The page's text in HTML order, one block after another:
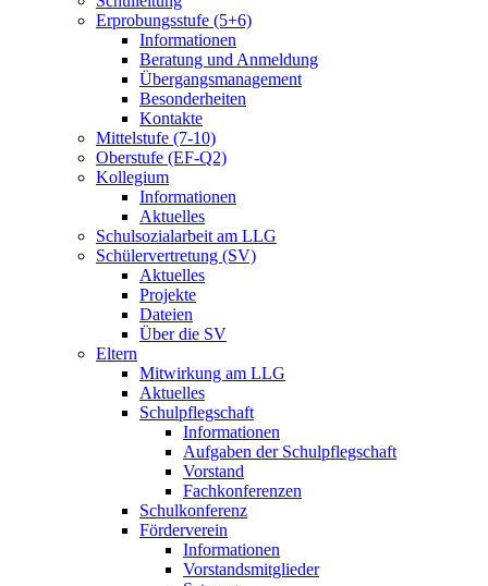
Erprobungsstufe (5+6)
Informationen
Beratung und Anmeldung
Übergangsmanagement
Besonderheiten
Kontakte
Mittelstufe (7-10)
Oberstufe (EF-Q2)
Kollegium
Informationen
Aktuelles
Schulsozialarbeit am LLG
Schülervertretung (SV)
Aktuelles
Projekte
Dateien
Über die SV
Eltern
Mitwirkung am LLG
Aktuelles
Schulpflegschaft
Informationen
Aufgaben der Schulpflegschaft
Vorstand
Fachkonferenzen
Schulkonferenz
Förderverein
Informationen
Vorstandsmitglieder